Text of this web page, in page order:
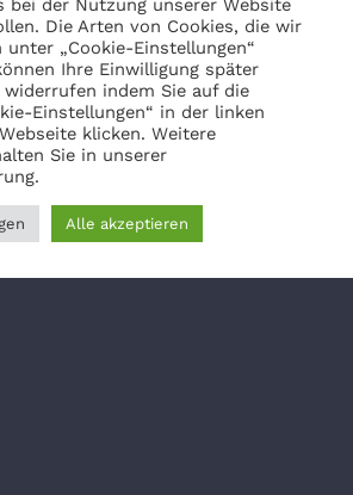
bei der Nutzung unserer Website
Die Arten von Cookies, die wir
„Cookie-Einstellungen“
Ihre Einwilligung später
indem Sie auf die
Einstellungen“ in der linken
klicken. Weitere
Sie in unserer
Alle akzeptieren